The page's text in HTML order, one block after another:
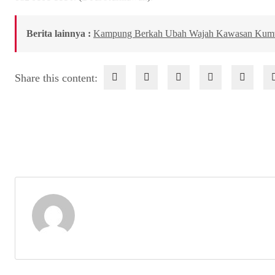
Berita lainnya : Kampung Berkah Ubah Wajah Kawasan
Share this content: